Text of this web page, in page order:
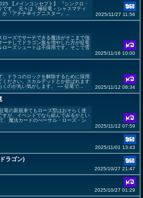
【メインコンセプト】 『シンクロ・
です。 元々は『極征竜－シャスマティ
か『アチチ＠イグニスター』...
2025/11/27 11:56
ローズでサーチできる魔法がそこまで強
ーチしてドラゴン族を増やした方が征竜
ローズシュートは不採用です。そこで雪
2025/11/16 10:00
、ドラコのロックを解除するために採用
ください。スカルデッドとか欲ばれます
のが丸い気がします。 ---- 征竜で...
2025/11/12 08:34
竜の新規来てもローズ型はおそらく使
すが、イベントでなら組んでみるかとい
、魔法カードのべーサル・ローズ・シ
2025/11/12 07:59
2025/11/01 13:43
ラゴン)
2025/10/27 21:47
2025/10/27 01:29